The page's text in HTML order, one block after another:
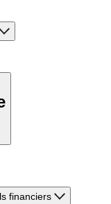
financiers